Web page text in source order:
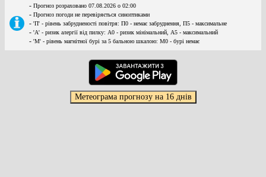
- Прогноз розраховано 07.08.2026 о 02:00
- Прогноз погоди не перевіряється синоптиками
- 'П' - рівень забрудненості повітря: П0 - немає забруднення, П5 - максимальне
- 'А' - ризик алергії від пилку: А0 - ризик мінімальний, А5 - максимальний
- 'М' - рівень магнітної бурі за 5 бальною шкалою: M0 - бурі немає